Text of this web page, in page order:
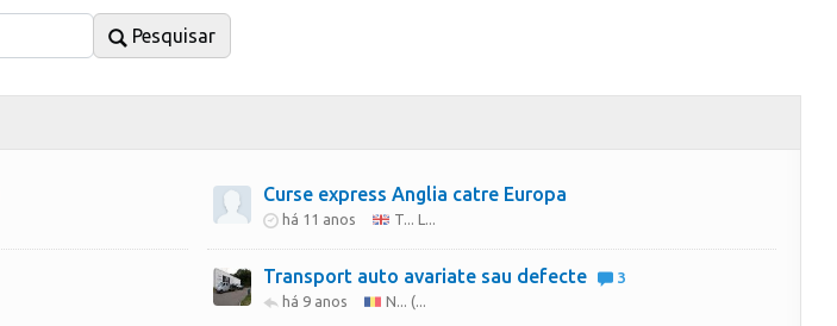
Pesquisar
Curse express Anglia catre Europa
há 11 anos T... L...
Transport auto avariate sau defecte
3
há 9 anos
N... (...